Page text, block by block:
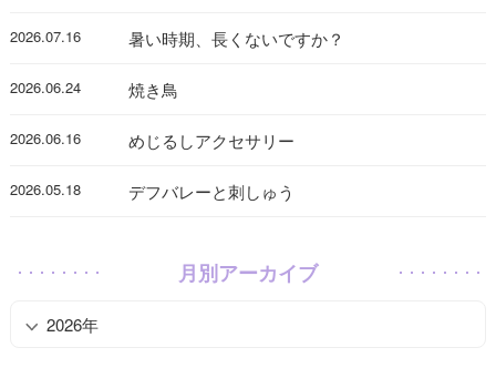
2026.07.16 暑い時期、長くないですか？
2026.06.24 焼き鳥
2026.06.16 めじるしアクセサリー
2026.05.18 デフバレーと刺しゅう
月別アーカイブ
2026年